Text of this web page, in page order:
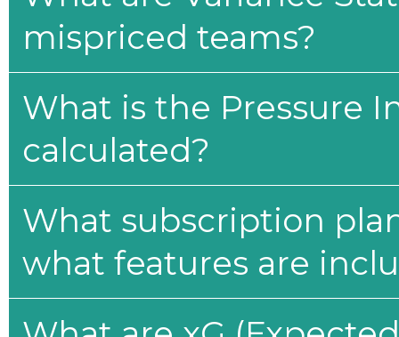
mispriced teams?
What is the Pressure
calculated?
What subscription
what features are